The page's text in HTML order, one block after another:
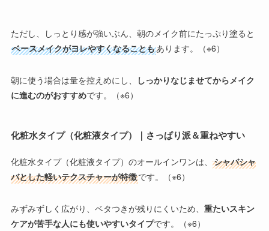
ただし、しっとり感が強いぶん、朝のメイク前にたっぷり塗ると
ベースメイクがヨレやすくなることもあります。（※6）
朝に使う場合は量を控えめにし、
しっかりなじませてからメイク
に進むのがおすすめです。（※6）
化粧水タイプ（化粧液タイプ）｜さっぱり派＆重ねやすい
化粧水タイプ（化粧液タイプ） のオールインワンは、 シャバシャ
バとした軽いテクスチャーが特徴です。（※6）
みずみずしく広がり、ベタつきが残りにくいため、 重たいスキン
ケアが苦手な人にも使いやすいタイプです。（※6）